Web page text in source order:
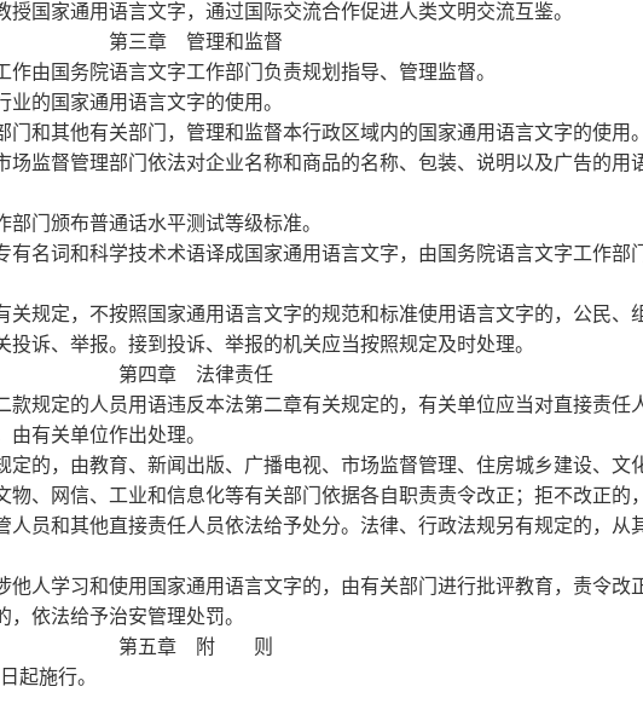
授国家通用语言文字，通过国际交流合作促进人类文明交流互鉴。
第三章
管理和监督
作由国务院语言文字工作部门负责规划指导、管理监督。
的国家通用语言文字的使用。
门和其他有关部门，管理和监督本行政区域内的国家通用语言文字的使用。
场监督管理部门依法对企业名称和商品的名称、包装、说明以及广告的用
部门颁布普通话水平测试等级标准。
有名词和科学技术术语译成国家通用语言文字，由国务院语言文字工作部
关规定，不按照国家通用语言文字的规范和标准使用语言文字的，公民、
诉、举报。接到投诉、举报的机关应当按照规定及时处理。
第四章
法律责任
款规定的人员用语违反本法第二章有关规定的，有关单位应当对直接责任
有关单位作出处理。
定的，由教育、新闻出版、广播电视、市场监督管理、住房城乡建设、文
物、网信、工业和信息化等有关部门依据各自职责责令改正；拒不改正的
人员和其他直接责任人员依法给予处分。法律、行政法规另有规定的，从
他人学习和使用国家通用语言文字的，由有关部门进行批评教育，责令改
依法给予治安管理处罚。
第五章
附
则
起施行。